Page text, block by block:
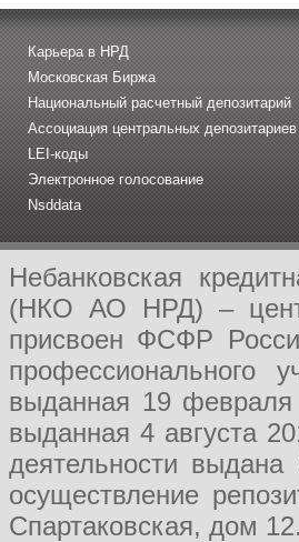
Карьера в НРД
Московская Биржа
Национальный расчетный депозитарий
Ассоциация центральных
LEI-коды
Электронное голосование
Nsddata
Небанковская
(НКО АО НРД) –
присвоен ФСФР
профессионального
выданная 19
выданная 4 августа
деятельности
осуществление
Спартаковская, дом 12.